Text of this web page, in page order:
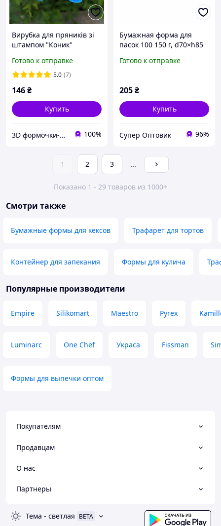
Вирубка для пряників зі
штампом "Коник"
Готово к отправке
5.0 (7)
146₴
Купить
3D формочки-вирубки для пряників від LEO 100%
Бумажная форма для
пасок 100 150 г, d70×h85
упаковка 50 шт, для
Готово к отправке
205₴
Купить
Супер Оптовик 96%
1 2 3 ...
Показано 1 - 29 товаров из 1000+
Смотри также
Бумажные формы для кексов Трафарет для тортов
Контейнер для запекания Формы для кулича
Популярные производители
Empire Silikomart Maestro Pyrex
Luminarc One Chef Украса Fissman
Формы для выпечки оптом
Покупателям
Продавцам
О нас
Партнеры
Тема - светлая BETA